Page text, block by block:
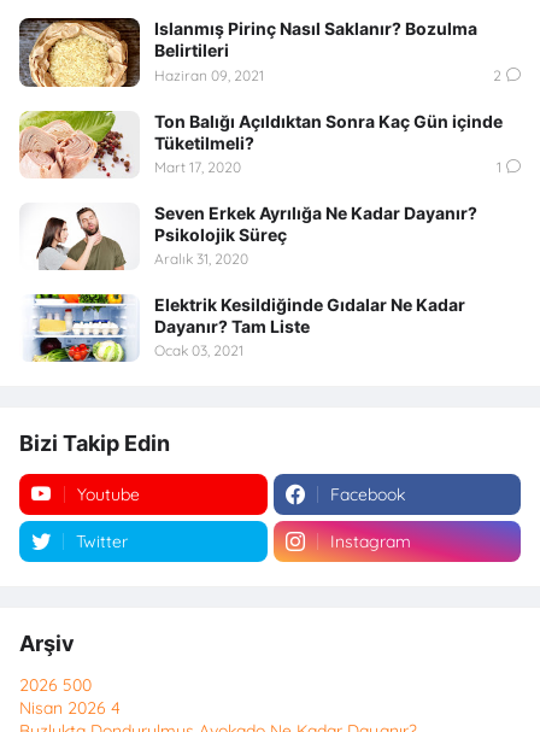
Islanmış Pirinç Nasıl Saklanır? Bozulma
Belirtileri
Haziran 09, 2021 2
Ton Balığı Açıldıktan Sonra Kaç Gün içinde
Tüketilmeli?
Mart 17, 2020 1
Seven Erkek Ayrılığa Ne Kadar Dayanır?
Psikolojik Süreç
Aralık 31, 2020
Elektrik Kesildiğinde Gıdalar Ne Kadar
Dayanır? Tam Liste
Ocak 03, 2021
Bizi Takip Edin
Youtube Facebook
Twitter Instagram
Arşiv
2026 500
Nisan 2026 4